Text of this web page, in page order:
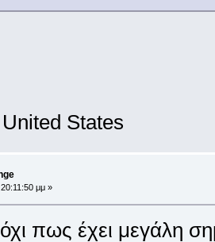
States
20:11:50 μμ »
πως έχει μεγάλη